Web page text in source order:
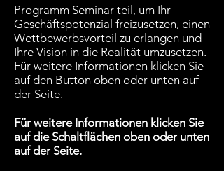
Programm Seminar teil, um Ihr
Geschäftspotenzial freizusetzen, einen
Wettbewerbsvorteil zu erlangen und
Ihre Vision in die Realität umzusetzen.
Für weitere Informationen klicken Sie
auf den Button oben oder unten auf
der Seite.
Für weitere Informationen klicken Sie
auf die Schaltflächen oben oder unten
auf der Seite.